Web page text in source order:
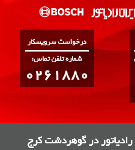
درخواست سرویسکار
:شماره تلفن تماس
0261880
در گوهردشت کرج